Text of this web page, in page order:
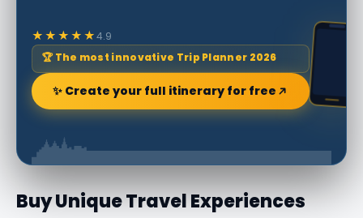
★★★★★4.9
🏆 The most innovative Trip Planner 2026
✨ Create your full itinerary for free
Buy Unique Travel Experiences